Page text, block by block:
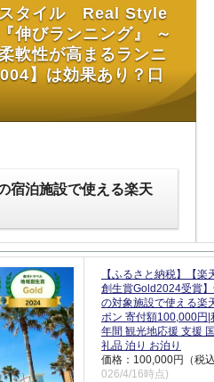
スタイル Real Style
伸びランニング』 ～
軟性が高まるランニ
】は効果あり？口
宿泊施設で使える楽天
【ふるさと納税】【楽
創生賞Gold2024受賞
の対象施設で使える楽
ポン 寄付額100,000円|
年間 観光地応援 支援
礼品 泊り お泊り
価格：100,000円（税
026/4/16時点)